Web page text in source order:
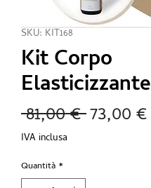
SKU: KIT168
Kit Corpo
Elasticizzante
81,00 € Prezzo
73,00 €
IVA inclusa
Quantità *